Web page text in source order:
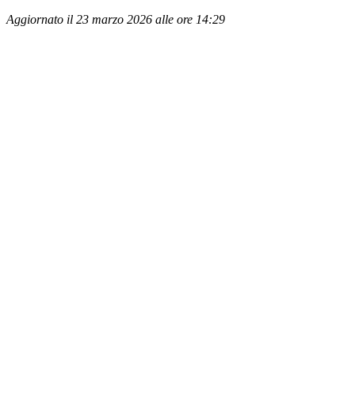
Aggiornato il 23 marzo 2026 alle ore 14:29